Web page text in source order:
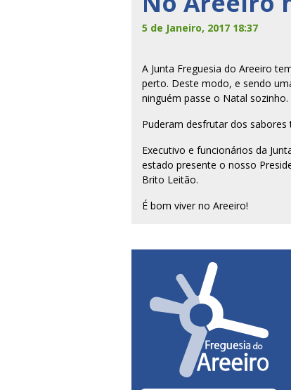
5 de Janeiro, 2017 18:37
A Junta Freguesia do Areeiro
perto. Deste modo, e sendo
ninguém passe o Natal sozinho.
Puderam desfrutar dos
Executivo e funcionários da
estado presente o nosso
Brito Leitão.
É bom viver no Areeiro!